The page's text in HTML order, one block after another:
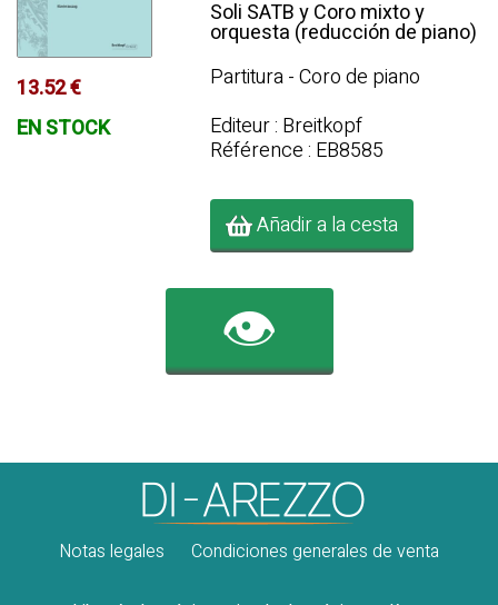
13.52 €
EN STOCK
Soli SATB y Coro mixto y
orquesta (reducción de piano)
Partitura - Coro de piano
Editeur : Breitkopf
Référence : EB8585
Añadir a la cesta
👁️
Notas legales Condiciones generales de venta